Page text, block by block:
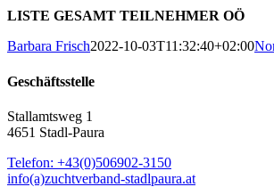
LISTE GESAMT TEILNEHMER OÖ
Barbara Frisch2022-10-03T11:32:40+02:00
Geschäftsstelle
Stallamtsweg 1
4651 Stadl-Paura
Telefon: +43(0)506902-3150
info(a)zuchtverband-stadlpaura.at